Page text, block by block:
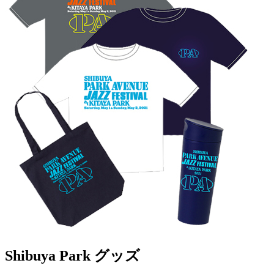
Shibuya Park グッズ